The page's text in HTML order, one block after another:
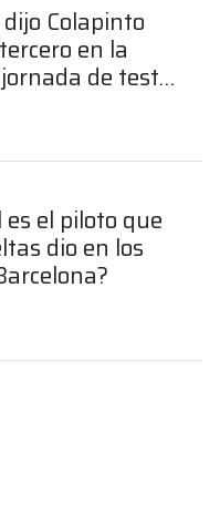
dijo Colapinto
en la
de test
es el piloto que
dio en los